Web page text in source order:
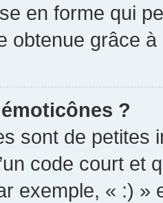
en forme qui
obtenue grâce à
?
sont de petites
code court et
exemple, « :) »